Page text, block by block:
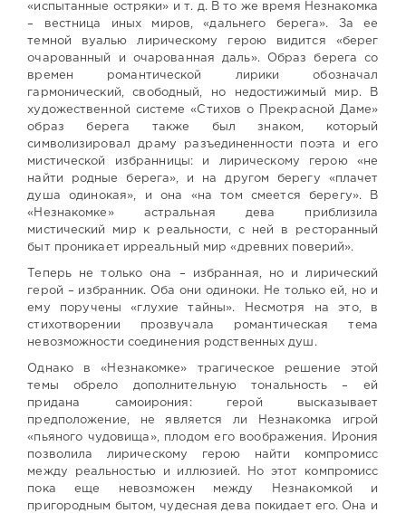
«испытанные остряки» и т. д. В то же время Незнакомка
– вестница иных миров, «дальнего берега». За ее
темной вуалью лирическому герою видится «берег
очарованный и очарованная даль». Образ берега со
времен романтической лирики обозначал
гармонический, свободный, но недостижимый мир. В
художественной системе «Стихов о Прекрасной Даме»
образ берега также был знаком, который
символизировал драму разъединенности поэта и его
мистической избранницы: и лирическому герою «не
найти родные берега», и на другом берегу «плачет
душа одинокая», и она «на том смеется берегу». В
«Незнакомке» астральная дева приблизила
мистический мир к реальности, с ней в ресторанный
быт проникает ирреальный мир «древних поверий».
Теперь не только она – избранная, но и лирический
герой – избранник. Оба они одиноки. Не только ей, но и
ему поручены «глухие тайны». Несмотря на это, в
стихотворении прозвучала романтическая тема
невозможности соединения родственных душ.
Однако в «Незнакомке» трагическое решение этой
темы обрело дополнительную тональность – ей
придана самоирония: герой высказывает
предположение, не является ли Незнакомка игрой
«пьяного чудовища», плодом его воображения. Ирония
позволила лирическому герою найти компромисс
между реальностью и иллюзией. Но этот компромисс
пока еще невозможен между Незнакомкой и
пригородным бытом, чудесная дева покидает его. Она и